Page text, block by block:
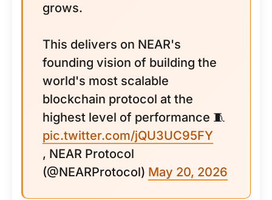
grows.
This delivers on NEAR's
founding vision of building the
world's most scalable
blockchain protocol at the
highest level of performance 🧵
pic.twitter.com/jQU3UC95FY
, NEAR Protocol
(@NEARProtocol) May 20, 2026